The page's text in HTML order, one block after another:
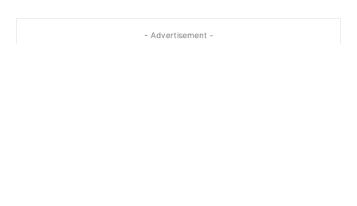
- Advertisement -